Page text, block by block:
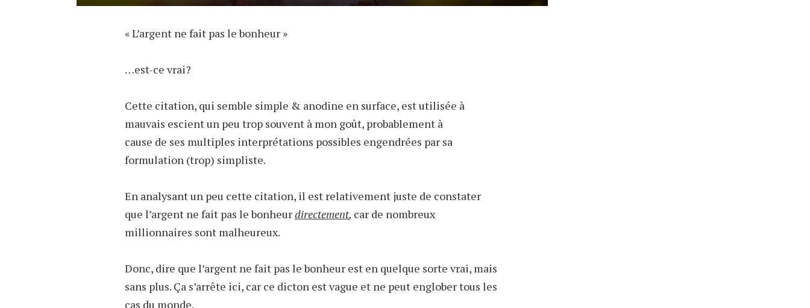
« L’argent ne fait pas le bonheur »
…est-ce vrai?
Cette citation, qui semble simple & anodine en surface, est utilisée à
mauvais escient un peu trop souvent à mon goût, probablement à
cause de ses multiples interprétations possibles engendrées par sa
formulation (trop) simpliste.
En analysant un peu cette citation, il est relativement juste de constater
que l’argent ne fait pas le bonheurdirectement, car de nombreux
millionnaires sont malheureux.
Donc, dire que l’argent ne fait pas le bonheur est en quelque sorte vrai, mais
sans plus. Ça s’arrête ici, car ce dicton est vague et ne peut englober tous les
cas du monde.